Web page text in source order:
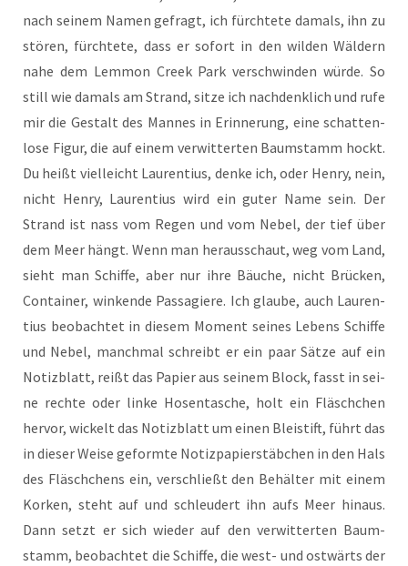
nach sei­nem Namen gefragt, ich fürch­te­te damals, ihn zu
stö­ren, fürch­te­te, dass er sofort in den wil­den Wäl­dern
nahe dem Lem­mon Creek Park ver­schwin­den wür­de. So
still wie damals am Strand, sit­ze ich nach­denk­lich und rufe
mir die Gestalt des Man­nes in Erin­ne­rung, eine schat­ten­
lo­se Figur, die auf einem ver­wit­ter­ten Baum­stamm hockt.
Du heißt viel­leicht Lau­ren­ti­us, den­ke ich, oder Hen­ry, nein,
nicht Hen­ry, Lau­ren­ti­us wird ein guter Name sein. Der
Strand ist nass vom Regen und vom Nebel, der tief über
dem Meer hängt. Wenn man her­aus­schaut, weg vom Land,
sieht man Schif­fe, aber nur ihre Bäu­che, nicht Brü­cken,
Con­tai­ner, win­ken­de Pas­sa­gie­re. Ich glau­be, auch Lau­ren­
ti­us beob­ach­tet in die­sem Moment sei­nes Lebens Schif­fe
und Nebel, manch­mal schreibt er ein paar Sät­ze auf ein
Notiz­blatt, reißt das Papier aus sei­nem Block, fasst in sei­
ne rech­te oder lin­ke Hosen­ta­sche, holt ein Fläsch­chen
her­vor, wickelt das Notiz­blatt um einen Blei­stift, führt das
in die­ser Wei­se geform­te Notiz­pa­pier­stäb­chen in den Hals
des Fläsch­chens ein, ver­schließt den Behäl­ter mit einem
Kor­ken, steht auf und schleu­dert ihn aufs Meer hin­aus.
Dann setzt er sich wie­der auf den ver­wit­ter­ten Baum­
stamm, beob­ach­tet die Schif­fe, die west- und ost­wärts der